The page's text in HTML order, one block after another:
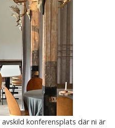
konferensplats där ni är